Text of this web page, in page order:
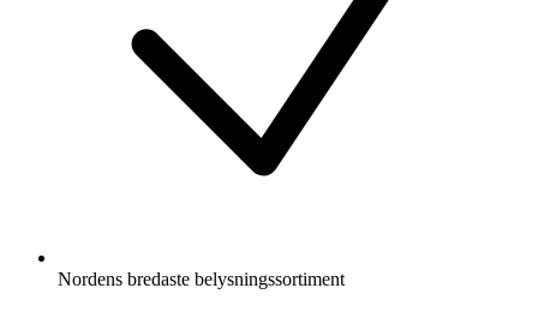
Nordens bredaste belysningssortiment